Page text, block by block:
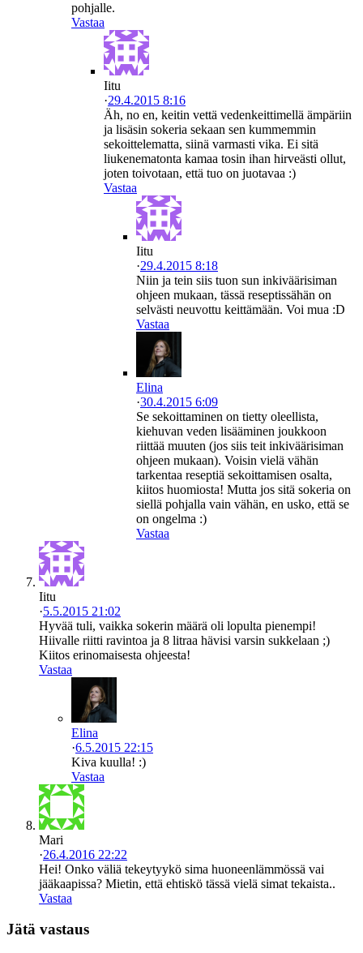
pohjalle.
Vastaa
Iitu
·29.4.2015 8:16
Äh, no en, keitin vettä vedenkeittimellä ämpäriin
ja lisäsin sokeria sekaan sen kummemmin
sekoittelematta, siinä varmasti vika. Ei sitä
liukenematonta kamaa tosin ihan hirveästi ollut,
joten toivotaan, että tuo on juotavaa :)
Vastaa
Iitu
·29.4.2015 8:18
Niin ja tein siis tuon sun inkiväärisiman
ohjeen mukaan, tässä reseptissähän on
selvästi neuvottu keittämään. Voi mua :D
Vastaa
Elina
·30.4.2015 6:09
Se sekoittaminen on tietty oleellista,
kiehuvan veden lisääminen joukkoon
riittää muuten (jos siis teit inkiväärisiman
ohjeen mukaan). Voisin vielä vähän
tarkentaa reseptiä sekoittamisen osalta,
kiitos huomiosta! Mutta jos sitä sokeria on
siellä pohjalla vain vähän, en usko, että se
on ongelma :)
Vastaa
Iitu
·5.5.2015 21:02
Hyvää tuli, vaikka sokerin määrä oli lopulta pienempi!
Hiivalle riitti ravintoa ja 8 litraa hävisi varsin sukkelaan ;)
Kiitos erinomaisesta ohjeesta!
Vastaa
Elina
·6.5.2015 22:15
Kiva kuulla! :)
Vastaa
Mari
·26.4.2016 22:22
Hei! Onko väliä tekeytyykö sima huoneenlämmössä vai
jääkaapissa? Mietin, että ehtiskö tässä vielä simat tekaista..
Vastaa
Jätä vastaus